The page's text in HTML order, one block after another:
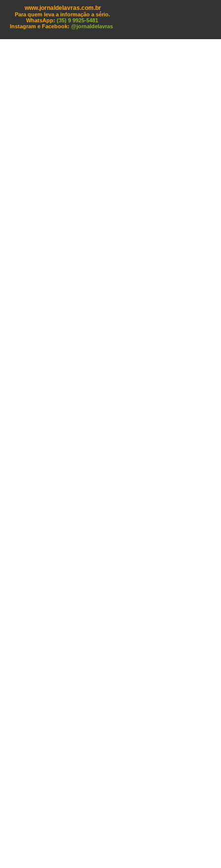
www.jornaldelavras.com.br
Para quem leva a informação a sério.
WhatsApp: (35) 9 9925-5481
Instagram e Facebook: @jornaldelavras